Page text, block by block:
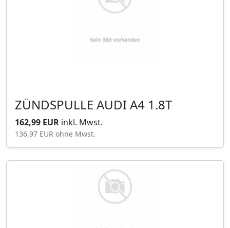
ZÜNDSPULLE AUDI A4 1.8T
162,99 EUR inkl. Mwst.
136,97 EUR ohne Mwst.